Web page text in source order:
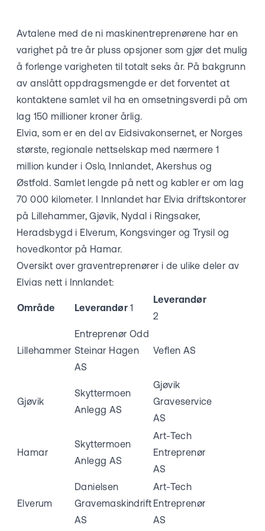
Avtalene med de ni maskinentreprenørene har en
varighet på tre år pluss opsjoner som gjør det mulig
å forlenge varigheten til totalt seks år. På bakgrunn
av anslått oppdragsmengde er det forventet at
kontaktene samlet vil ha en omsetningsverdi på om
lag 150 millioner kroner årlig.
Elvia, som er en del av Eidsivakonsernet, er Norges
største, regionale nettselskap med nærmere 1
million kunder i Oslo, Innlandet, Akershus og
Østfold. Samlet lengde på nett og kabler er om lag
70 000 kilometer. I Innlandet har Elvia driftskontorer
på Lillehammer, Gjøvik, Nydal i Ringsaker,
Heradsbygd i Elverum, Kongsvinger og Trysil og
hovedkontor på Hamar.
Oversikt over graventreprenører i de ulike deler av
Elvias nett i Innlandet:
Område Leverandør1
Leverandør
2
Lillehammer
Entreprenør Odd
Steinar Hagen
AS
Veflen AS
Gjøvik
Skyttermoen
Anlegg AS
Gjøvik
Graveservice
AS
Hamar
Skyttermoen
Anlegg AS
Art-Tech
Entreprenør
AS
Elverum
Danielsen
Gravemaskindrift
AS
Art-Tech
Entreprenør
AS